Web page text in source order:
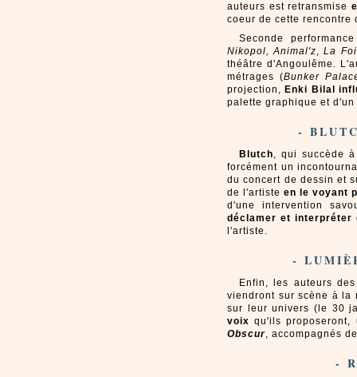
auteurs est retransmise
coeur de cette rencontre
Seconde
Nikopol, Animal'z,La
théâtre d'Angoulême.
métrages (Bunker
projection, Enki Bilal
palette graphique et
-
Blutch, qui succède
forcément un
du concert de dessin et
de l'artiste en le voyant
d'une intervention
déclamer et interpréter
l'artiste.
-
Enfin, les auteurs
viendront sur scène à la
sur leur univers (le 30
voix qu'ils
Obscur, accompagnés
-